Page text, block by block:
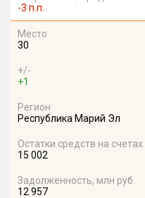
-3 п.п.
Место
30
+/-
+1
Регион
Республика Марий Эл
Остатки средств на счетах
15 002
Задолженность, млн руб.
12 957